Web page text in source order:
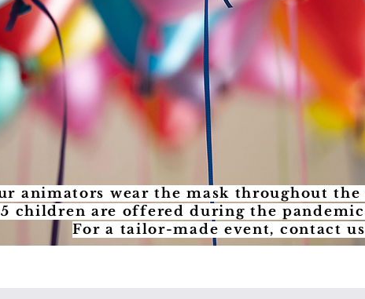
animators wear the mask throughout
children are offered during the
For a tailor-made event, contact